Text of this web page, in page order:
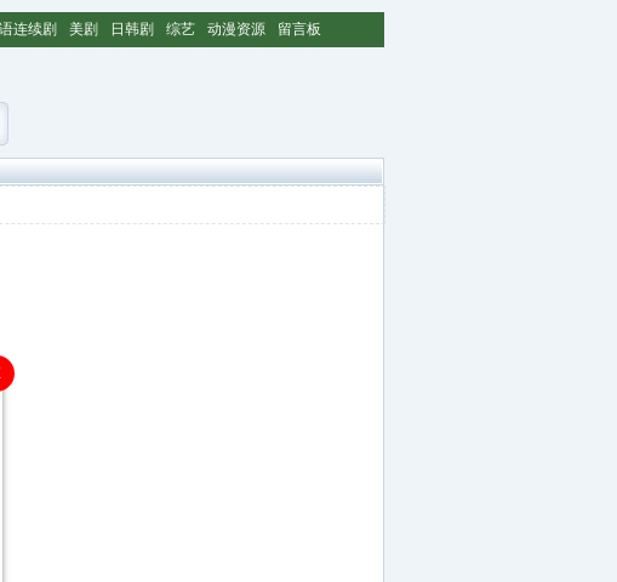
连续剧 美剧 日韩剧 综艺 动漫资源 留言板